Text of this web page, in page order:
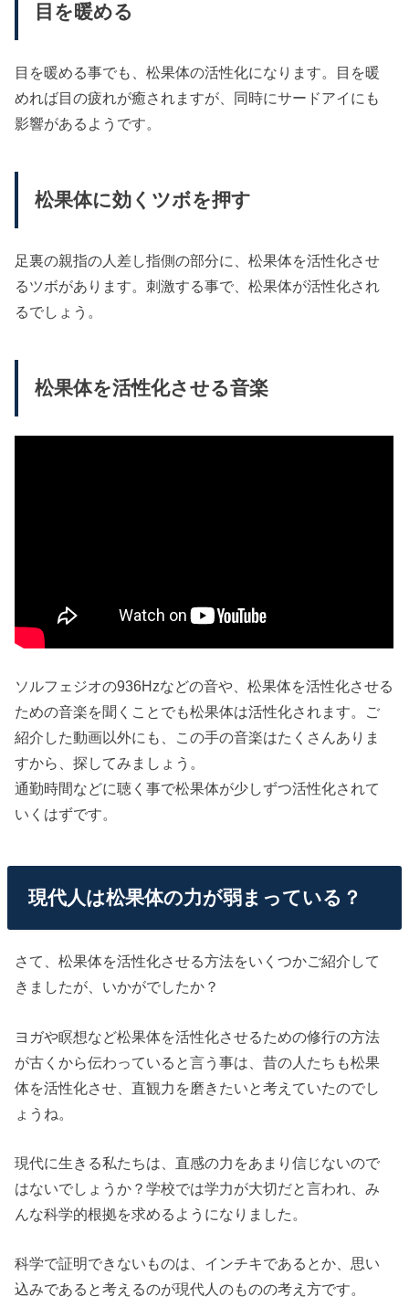
目を暖める
目を暖める事でも、松果体の活性化になります。目を暖
めれば目の疲れが癒されますが、同時にサードアイにも
影響があるようです。
松果体に効くツボを押す
足裏の親指の人差し指側の部分に、松果体を活性化させ
るツボがあります。刺激する事で、松果体が活性化され
るでしょう。
松果体を活性化させる音楽
ソルフェジオの936Hzなどの音や、松果体を活性化させる
ための音楽を聞くことでも松果体は活性化されます。ご
紹介した動画以外にも、この手の音楽はたくさんありま
すから、探してみましょう。
通勤時間などに聴く事で松果体が少しずつ活性化されて
いくはずです。
現代人は松果体の力が弱まっている？
さて、松果体を活性化させる方法をいくつかご紹介して
きましたが、いかがでしたか？
ヨガや瞑想など松果体を活性化させるための修行の方法
が古くから伝わっていると言う事は、昔の人たちも松果
体を活性化させ、直観力を磨きたいと考えていたのでし
ょうね。
現代に生きる私たちは、直感の力をあまり信じないので
はないでしょうか？学校では学力が大切だと言われ、み
んな科学的根拠を求めるようになりました。
科学で証明できないものは、インチキであるとか、思い
込みであると考えるのが現代人のものの考え方です。